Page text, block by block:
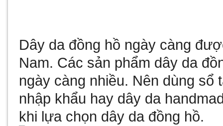
Dây da đồng hồ ngày càng
Nam. Các sản phẩm dây da
ngày càng nhiều. Nên dùng sổ
nhập khẩu hay dây da
khi lựa chọn dây da đồng hồ.